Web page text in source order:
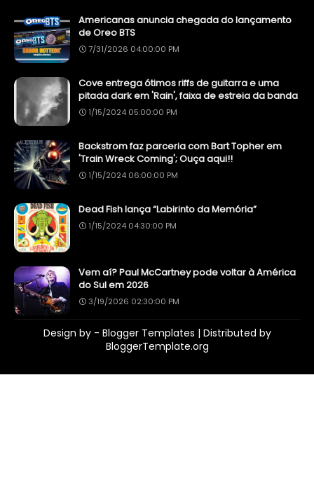
Americanas anuncia chegada do lançamento
de Oreo BTS
7/31/2026 04:00:00 PM
Cove entrega ótimos riffs de guitarra e uma
pitada dark em 'Rain', faixa de estreia da banda
1/15/2024 05:00:00 PM
Backstrom faz parceria com Bart Topher em
'Train Wreck Coming'; Ouça aqui!!
1/15/2024 06:00:00 PM
Dead Fish lança “Labirinto da Memória”
1/15/2024 04:30:00 PM
Vem aí? Paul McCartney pode voltar à América
do Sul em 2026
3/19/2026 02:30:00 PM
Design by - Blogger Templates | Distributed by
BloggerTemplate.org